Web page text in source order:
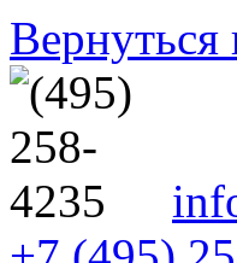
Вернуться